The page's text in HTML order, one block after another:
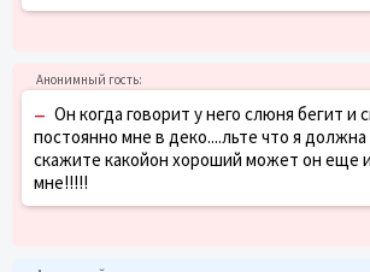
– Он когда говорит у него слюня бегит и
постоянно мне в деко....льте что я
скажите какойон хороший может он еще
мне!!!!!